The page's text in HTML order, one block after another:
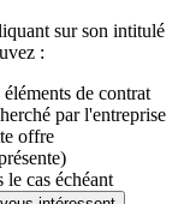
sur son intitulé
:
de contrat
par l'entreprise
offre
cas échéant